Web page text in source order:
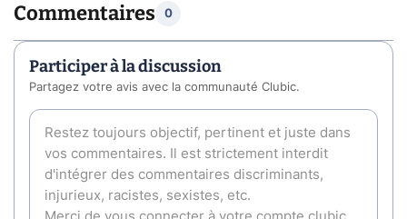
Commentaires 0
Participer à la discussion
Partagez votre avis avec la communauté Clubic.